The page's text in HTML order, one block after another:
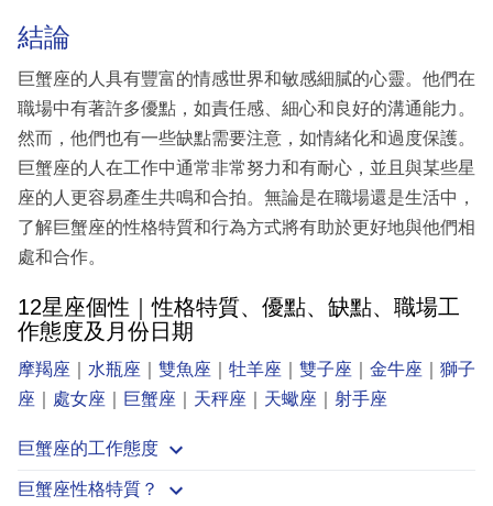
結論
巨蟹座的人具有豐富的情感世界和敏感細膩的心靈。他們在
職場中有著許多優點，如責任感、細心和良好的溝通能力。
然而，他們也有一些缺點需要注意，如情緒化和過度保護。
巨蟹座的人在工作中通常非常努力和有耐心，並且與某些星
座的人更容易產生共鳴和合拍。無論是在職場還是生活中，
了解巨蟹座的性格特質和行為方式將有助於更好地與他們相
處和合作。
12星座個性｜性格特質、優點、缺點、職場工
作態度及月份日期
摩羯座 水瓶座 雙魚座 牡羊座 雙子座 金牛座
獅子
座
處女座 巨蟹座 天秤座 天蠍座 射手座
巨蟹座的工作態度
巨蟹座性格特質？